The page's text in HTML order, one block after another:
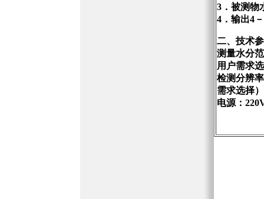
3．被测物
4．输出4
二、技术
测量水分
用户需求
检测分辨
需求选择）
电源：